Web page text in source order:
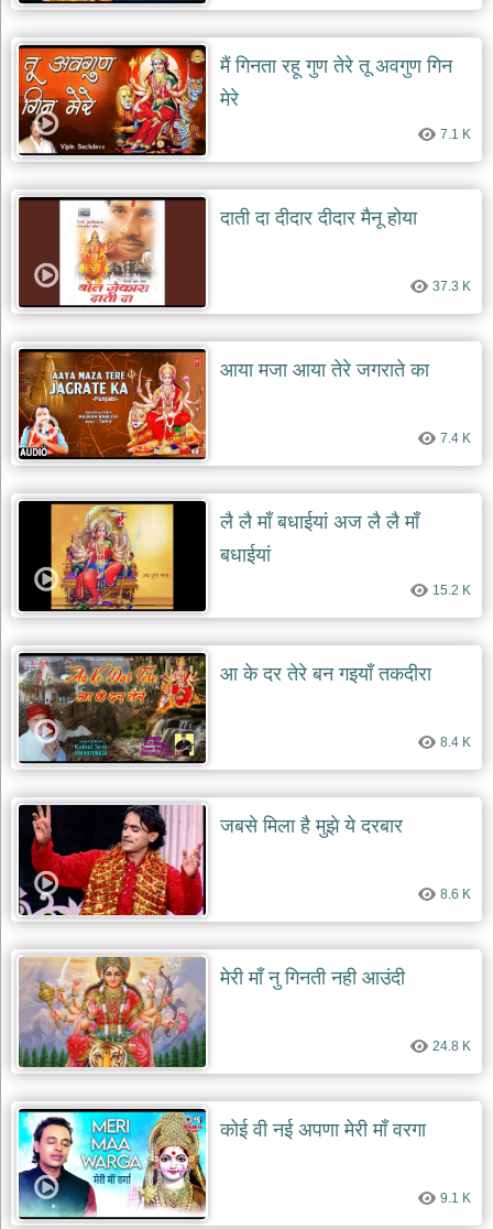
देश
भक्ति
भजन
patriotic
bhajans
खाटू
श्याम
भजन
रानी
सती
दादी
भजन
rani
sati
dadi
bhajans
बावा
दयाल
dayal
bhajans
शनि
देव
भजन
shani
dev
bhajans
आज
भजन
bhajan
of
the
day
भजन
जोड़ें
add
bhajans
मैं गिनता रहू गुण तेरे तू अवगुण गिन
मेरे
7.1 K
दाती दा दीदार दीदार मैनू होया
37.3 K
आया मजा आया तेरे जगराते का
7.4 K
लै लै माँ बधाईयां अज लै लै माँ
बधाईयां
15.2 K
आ के दर तेरे बन गइयाँ तकदीरा
8.4 K
जबसे मिला है मुझे ये दरबार
8.6 K
मेरी माँ नु गिनती नही आउंदी
24.8 K
कोई वी नई अपणा मेरी माँ वरगा
9.1 K